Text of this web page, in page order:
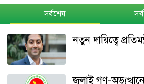
সর্বশেষ
নতুন দায়িত্বে
জুলাই গণ-